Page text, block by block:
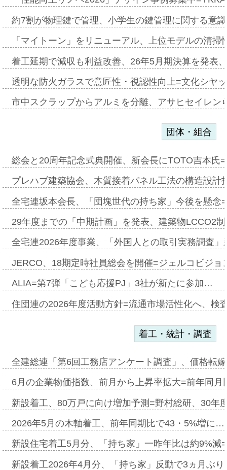
約7割が物理鍵で管理、小学生の鍵管理に関する意
「マイトーン」をリニューアル、上位モデルの清
着工延期で減収も利益改善、26年5月期決算を発表
透明な防火ガラスで意匠性・視認性向上=文化シヤ
市中スクラップからアルミを分離、アサヒセイレ
団体・組合
総会と20周年記念式典開催、新会長にTOTO吉本氏
プレハブ建築協会、木質接着パネル工法の構造設
全宅連坂本会長、「団塊世代の持ち家」今後を懸
29年度までの「中期計画」を発表、建築物LCCO2
全宅連2026年度事業、「外国人との取引実務調査
JERCO、18期定時社員総会を開催=ジェルコビジ
ALIA=第7弾「こども応援PJ」3社が新たに参加…
住団連の2026年度活動方針=流通市場活性化へ、検
着工・統計・調査
全建総連「第6回工務店アンケート調査」、価格転
6月の企業物価指数、前月から上昇率拡大=前年同
新設着工、80万戸に向け増加予測=野村総研、30年
2026年5月の木軸着工、前年同期比で43・5%増に…
新設住宅着工5月分、「持ち家」一昨年比は約9%
新設着工2026年4月分、「持ち家」反動で3ヵ月ぶ